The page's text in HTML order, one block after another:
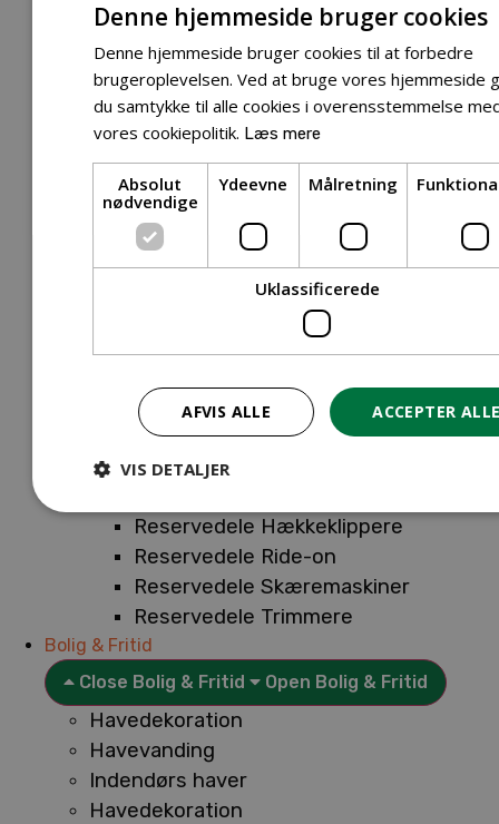
Tilbehør Buskryddere og Trimmere
Tilbehør Entreprenørudstyr
Tilbehør Havetraktor
Tilbehør Hækkeklippere
Tilbehør Motorsav
Tilbehør Kæder
Tilbehør Sværd
Tilbehør Rengøringsmaskiner
Tilbehør Robotplæneklipper
Tilbehør Walk Behind
Reservedele Løvblæsere
Reservedele Motorsave
Reservedele Plæneklippere
Reservedele Hækkeklippere
Reservedele Ride-on
Reservedele Skæremaskiner
Reservedele Trimmere
Bolig & Fritid
Close Bolig & Fritid
Open Bolig & Fritid
Havedekoration
Havevanding
Indendørs haver
Havedekoration
Denne hjemmeside bruger cookies
Denne hjemmeside bruger cookies til at forbedre
brugeroplevelsen. Ved at bruge vores hjemmeside
du samtykke til alle cookies i overensstemmelse
vores cookiepolitik. Læs mere
Absolut
nødvendige
Ydeevne Målretning
Uklassificerede
ACCEPTER
AFVIS ALLE
VIS DETALJER